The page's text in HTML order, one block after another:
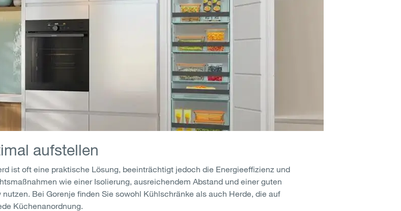
aufstellen
ist oft eine praktische Lösung, beeinträchtigt jedoch die Energieeffizienz und
wie einer Isolierung, ausreichendem Abstand und einer guten
Bei Gorenje finden Sie sowohl Kühlschränke als auch Herde, die auf
Küchenanordnung.